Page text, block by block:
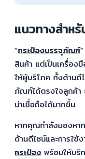
แนวทางสำห
“กระป๋องบรรจุภัณฑ์
สินค้า แต่เป็นเครื่อง
ให้ผู้บริโภค ทั้งด้านดี
ภัณฑ์ได้ตรงใจลูกค้า
น่าเชื่อถือได้มากขึ้น
หากคุณกำลังมองหา
ด้านดีไซน์และการใช้ง
กระป๋อง พร้อมให้บริ